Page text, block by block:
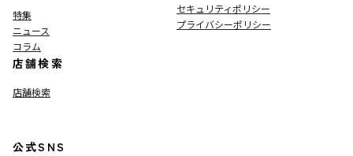
特集
ニュース
コラム
店舗検索
店舗検索
セキュリティポリシー
プライバシーポリシー
公式SNS